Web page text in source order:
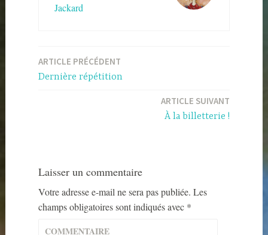
Jackard
Navigation
de
ARTICLE PRÉCÉDENT
Dernière répétition
ARTICLE SUIVANT
À la billetterie !
Laisser un commentaire
Votre adresse e-mail ne sera pas publiée. Les
champs obligatoires sont indiqués avec *
COMMENTAIRE